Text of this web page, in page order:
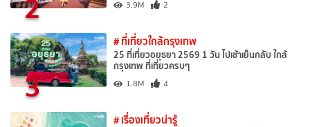
3.9M 2
3
# ที่เที่ยวใกล้กรุงเทพ
25 ที่เที่ยวอยุธยา 2569 1 วัน ไปเช้าเย็นกลับ ใกล้
กรุงเทพ ที่เที่ยวครบๆ
1.8M 4
# เรื่องเที่ยวน่ารู้